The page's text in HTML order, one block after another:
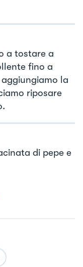
a tostare a
fino a
la
riposare
di pepe e